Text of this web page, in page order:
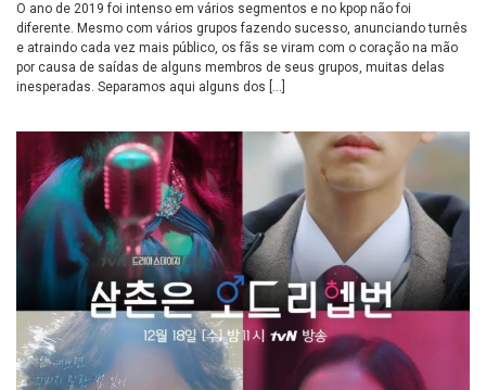
O ano de 2019 foi intenso em vários segmentos e no kpop não foi
diferente. Mesmo com vários grupos fazendo sucesso, anunciando turnês
e atraindo cada vez mais público, os fãs se viram com o coração na mão
por causa de saídas de alguns membros de seus grupos, muitas delas
inesperadas. Separamos aqui alguns dos […]